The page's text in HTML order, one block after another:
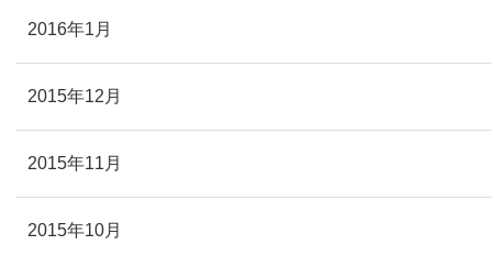
2016年1月
2015年12月
2015年11月
2015年10月